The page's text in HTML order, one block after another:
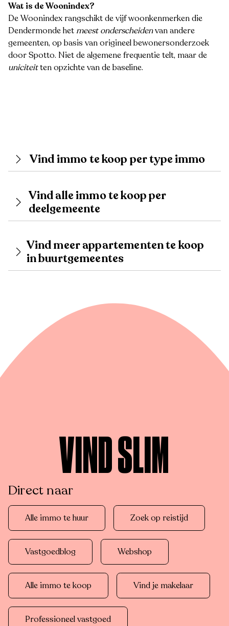
Wat is de Woonindex?
De Woonindex rangschikt de vijf woonkenmerken die
Dendermonde hetmeest onderscheidenvan andere
gemeenten, op basis van origineel bewonersonderzoek
door Spotto. Niet de algemene frequentie telt, maar de
uniciteitten opzichte van de baseline.
Vind immo te koop per type immo
Vind alle immo te koop per
deelgemeente
Vind meer appartementen te koop
in buurtgemeentes
VIND SLIM
Direct naar
Alle immo te huur Zoek op reistijd
Vastgoedblog Webshop
Alle immo te koop Vind je makelaar
Professioneel vastgoed